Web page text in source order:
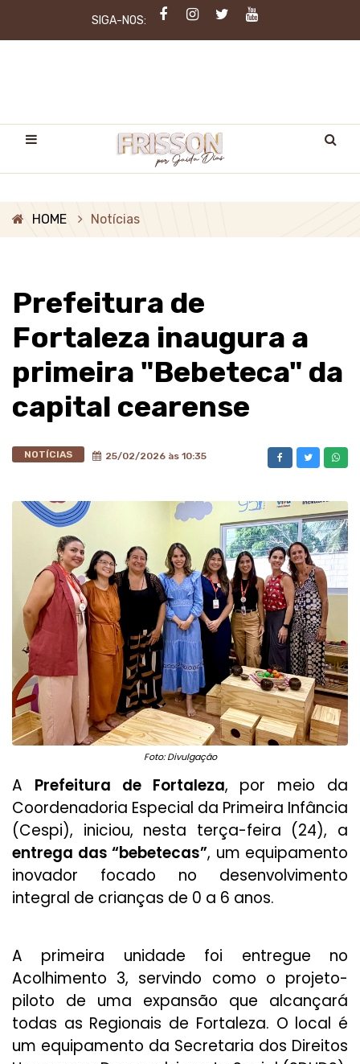
SIGA-NOS:
HOME Notícias
Prefeitura de
Fortaleza inaugura a
primeira "Bebeteca" da
capital cearense
NOTÍCIAS 25/02/2026 às 10:35
Foto: Divulgação
A Prefeitura de Fortaleza, por meio da
Coordenadoria Especial da Primeira Infância
(Cespi), iniciou, nesta terça-feira (24), a
entrega das “bebetecas”, um equipamento
inovador focado no desenvolvimento
integral de crianças de 0 a 6 anos.
A primeira unidade foi entregue no
Acolhimento 3, servindo como o projeto-
piloto de uma expansão que alcançará
todas as Regionais de Fortaleza. O local é
um equipamento da Secretaria dos Direitos